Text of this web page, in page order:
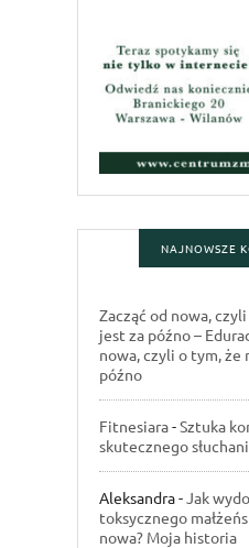
NAJNOWSZE
Zacząć od nowa,
jest za późno –
nowa, czyli o tym, że
późno
Fitnesiara-Sztuka
skutecznego
Aleksandra-Jak
toksycznego
nowa? Moja historia